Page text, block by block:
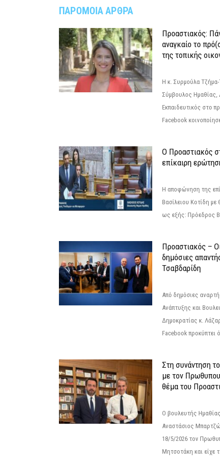
ΠΑΡΟΜΟΙΑ ΑΡΘΡΑ
Προαστιακός:
αναγκαίο το
της τοπικής
Η κ. Συρμούλα
Σύμβουλος Ημαθίας,
Εκπαιδευτικός στο
Facebook
Ο Προαστιακός
επίκαιρη
Η αποφώνηση της
Βασίλειου Κοτίδη με
ως εξής: Πρόεδρος
Προαστιακός –
δημόσιες
Τσαβδαρίδη
Από δημόσιες
Ανάπτυξης και
Δημοκρατίας κ.
Facebook προκύπτει
Στη συνάντηση
με τον
θέμα του
Ο βουλευτής
Αναστάσιος
18/5/2026 τον
Μητσοτάκη και είχε